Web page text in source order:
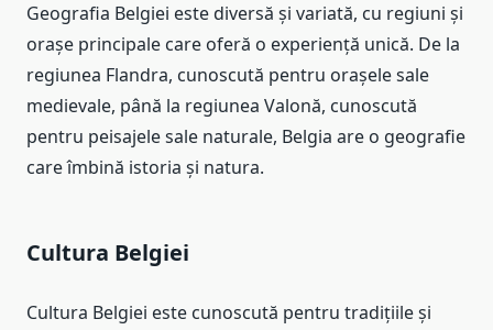
Geografia Belgiei este diversă și variată, cu regiuni și
orașe principale care oferă o experiență unică. De la
regiunea Flandra, cunoscută pentru orașele sale
medievale, până la regiunea Valonă, cunoscută
pentru peisajele sale naturale, Belgia are o geografie
care îmbină istoria și natura.
Cultura Belgiei
Cultura Belgiei este cunoscută pentru tradițiile și